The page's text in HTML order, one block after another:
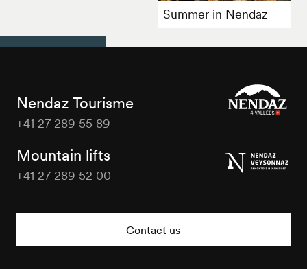
Summer in Nendaz
Nendaz Tourisme
+41 27 289 55 89
Mountain lifts
+41 27 289 52 00
Contact us